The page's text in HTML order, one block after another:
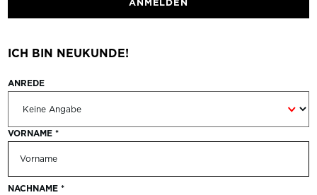
ICH BIN NEUKUNDE!
Persönliche Informationen
ANREDE
VORNAME *
NACHNAME *